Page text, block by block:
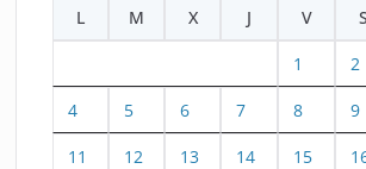
L
M X J V S
1 2
4 5 6 7 8 9
11 12 13 14 15